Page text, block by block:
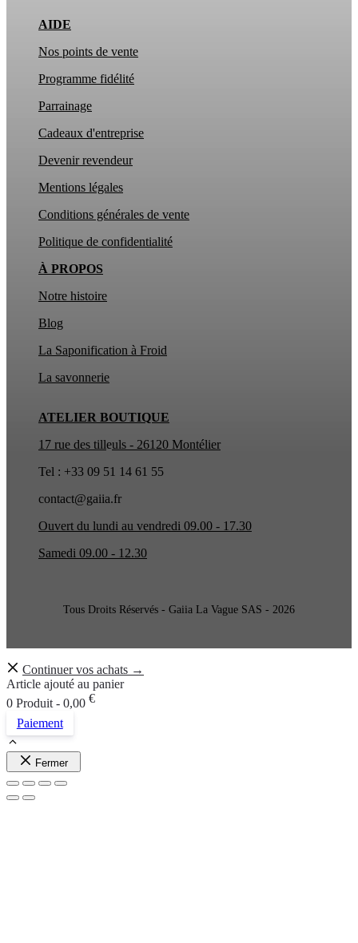
ATELIER BOUTIQUE
17 rue des tilleuls - 26120 Montélier
Tel : +33 09 51 14 61 55
contact@gaiia.fr
Ouvert du lundi au vendredi 09.00 - 17.30
Samedi 09.00 - 12.30
À PROPOS
Notre histoire
Blog
La Saponification à Froid
La savonnerie
AIDE
Nos points de vente
Programme fidélité
Parrainage
Cadeaux d'entreprise
Devenir revendeur
Mentions légales
Conditions générales de vente
Politique de confidentialité
Tous Droits Réservés - Gaiia La Vague SAS - 2026
Continuer vos achats →
Article ajouté au panier
0 Produit - 0,00 €
Paiement
Fermer